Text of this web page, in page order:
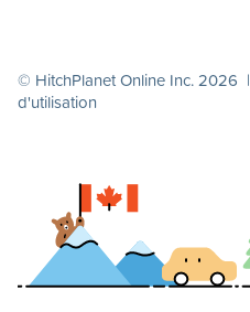
© HitchPlanet Online Inc. 2026 |
d'utilisation